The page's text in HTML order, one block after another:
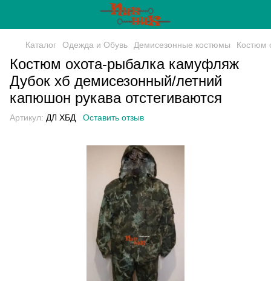
Каталог Одежда и Обувь Демисезонные костюмы Костюм
Костюм охота-рыбалка камуфляж
Дубок хб демисезонный/летний
капюшон рукава отстегиваются
Артикул: ДЛ ХБД Оставить отзыв